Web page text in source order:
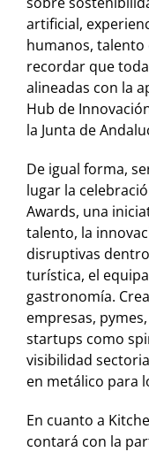
artificial,
humanos, talento
recordar que
alineadas con la
Hub de
la Junta de
De igual forma,
lugar la
Awards, una
talento, la
disruptivas dentro
turística, el
gastronomía.
empresas,
startups como
visibilidad
en metálico para
En cuanto a
contará con la